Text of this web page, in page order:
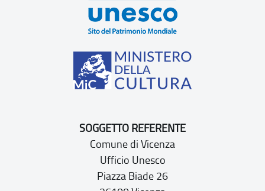
SOGGETTO REFERENTE
Comune di Vicenza
Ufficio Unesco
Piazza Biade 26